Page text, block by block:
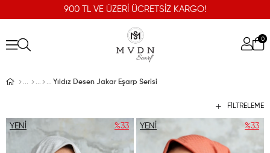
900 TL VE ÜZERİ ÜCRETSİZ KARGO!
0
Yıldız Desen Jakar Eşarp Serisi
FILTRELEME
%33
YENI
%33
YENI